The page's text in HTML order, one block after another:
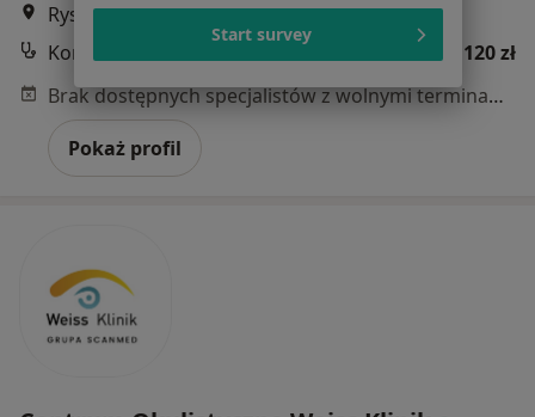
Ryszki 51, Chorzów•Mapa
Konsultacja okulistyczna
od 120 zł
Brak dostępnych specjalistów z wolnymi terminami w tym centrum medycznym.
Pokaż profil
Start survey